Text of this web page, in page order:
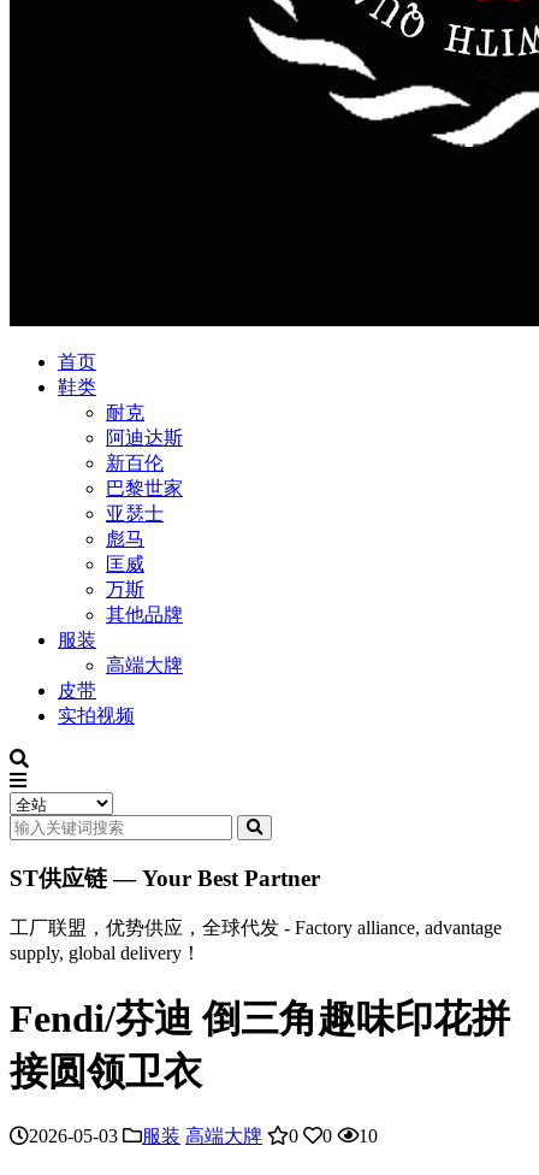
首页
鞋类
耐克
阿迪达斯
新百伦
巴黎世家
亚瑟士
彪马
匡威
万斯
其他品牌
服装
高端大牌
皮带
实拍视频
ST供应链 — Your Best Partner
工厂联盟，优势供应，全球代发 - Factory alliance, advantage
supply, global delivery！
Fendi/芬迪 倒三角趣味印花拼
接圆领卫衣
2026-05-03 服装 高端大牌 0 0 10